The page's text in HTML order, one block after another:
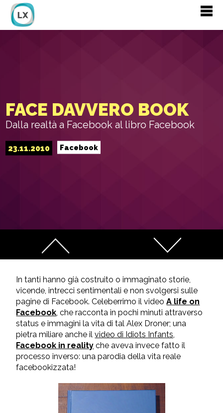
FACE DAVVERO BOOK
Dalla realtà a Facebook al libro Facebook
23.11.2010 Facebook
In tanti hanno già costruito o immaginato storie,
vicende, intrecci sentimentali e non svolgersi sulle
pagine di Facebook. Celeberrimo il videoA life on
Facebook, che racconta in pochi minuti attraverso
status e immagini la vita di tal Alex Droner; una
pietra miliare anche ilvideo di Idiots Infants,
Facebook in reality che aveva invece fatto il
processo inverso: una parodia della vita reale
facebookizzata!